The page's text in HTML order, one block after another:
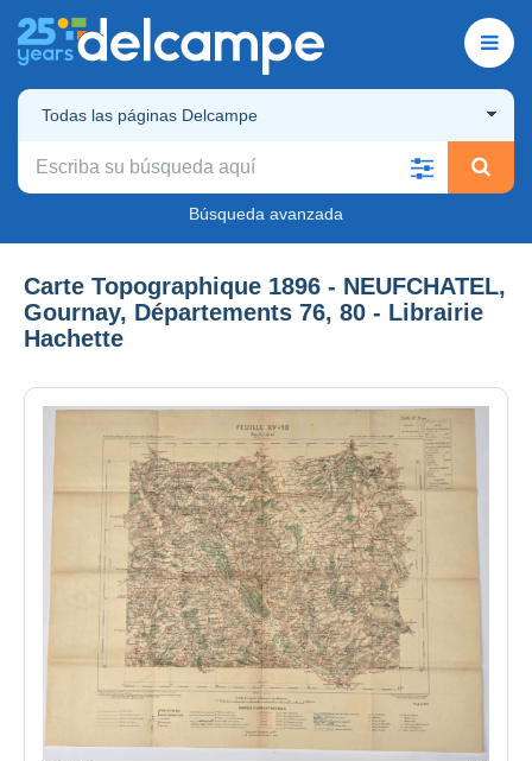
Todas las páginas Delcampe
Búsqueda avanzada
Carte Topographique 1896 - NEUFCHATEL,
Gournay, Départements 76, 80 - Librairie
Hachette